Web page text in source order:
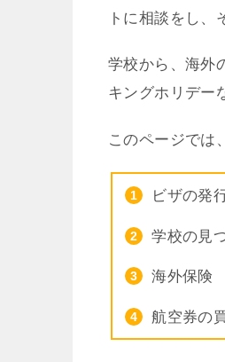
トに相談をし、
学校から、海外
キングホリデー
このページでは
ビザの発
学校の見
海外保険
航空券の